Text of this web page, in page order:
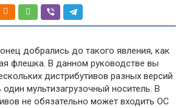
добрались до такого явления, как
флешка. В данном руководстве вы
дистрибутивов разных версий
мультизагрузочный носитель. В
не обязательно может входить ОС